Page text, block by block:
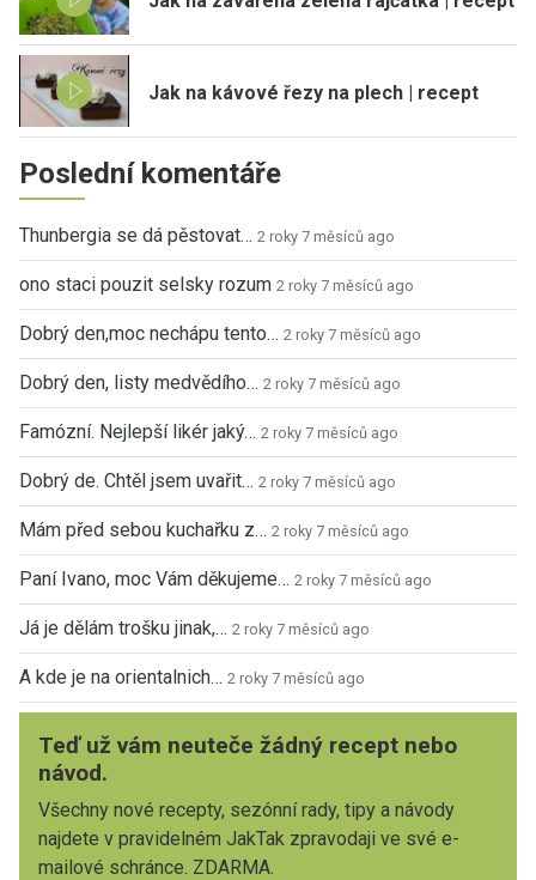
Jak na kávové řezy na plech | recept
Poslední komentáře
Thunbergia se dá pěstovat… 2 roky 7 měsíců ago
ono staci pouzit selsky rozum 2 roky 7 měsíců ago
Dobrý den,moc nechápu tento… 2 roky 7 měsíců ago
Dobrý den, listy medvědího… 2 roky 7 měsíců ago
Famózní. Nejlepší likér jaký… 2 roky 7 měsíců ago
Dobrý de. Chtěl jsem uvařit… 2 roky 7 měsíců ago
Mám před sebou kuchařku z… 2 roky 7 měsíců ago
Paní Ivano, moc Vám děkujeme… 2 roky 7 měsíců ago
Já je dělám trošku jinak,… 2 roky 7 měsíců ago
A kde je na orientalnich… 2 roky 7 měsíců ago
Teď už vám neuteče žádný recept nebo
návod.
Všechny nové recepty, sezónní rady, tipy a návody
najdete v pravidelném JakTak zpravodaji ve své e-
mailové schránce. ZDARMA.